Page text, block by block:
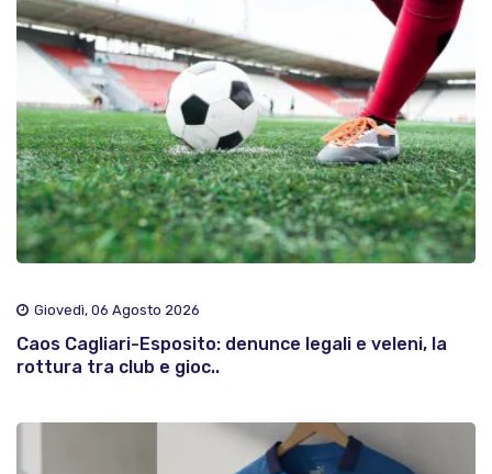
Giovedì, 06 Agosto 2026
Caos Cagliari-Esposito: denunce legali e veleni, la
rottura tra club e gioc..